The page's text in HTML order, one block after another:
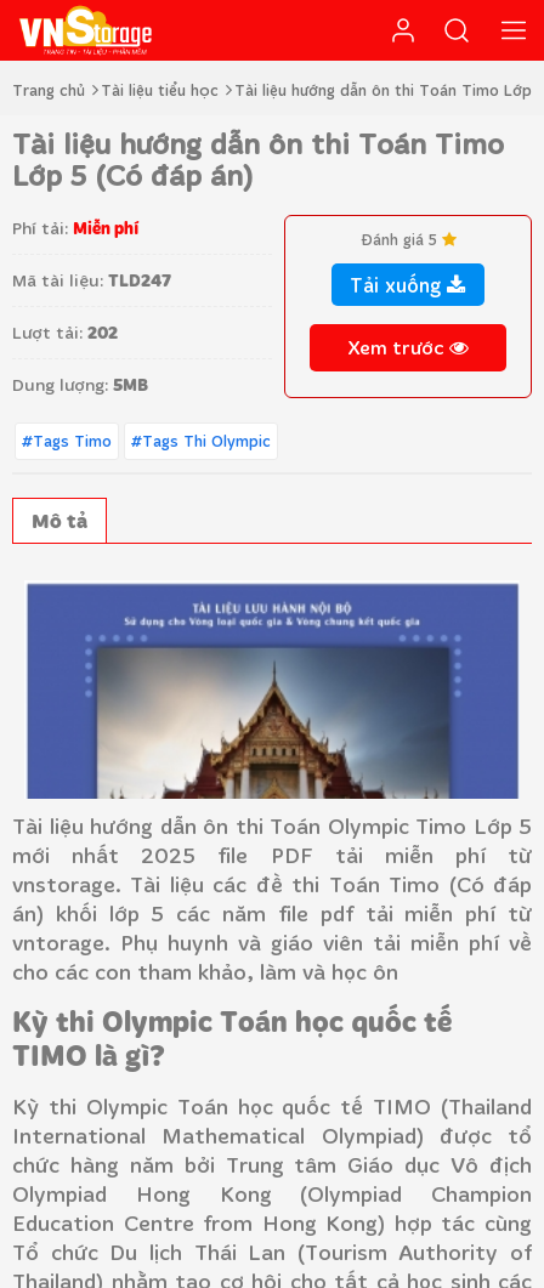
Trang chủ Tài liệu tiểu học Tài liệu hướng dẫn ôn thi Toán Timo Lớp
Tài liệu hướng dẫn ôn thi Toán Timo
Lớp 5 (Có đáp án)
Đánh giá 5
Tải xuống
Xem trước
Phí tải: Miễn phí
Mã tài liệu: TLD247
Lượt tải: 202
Dung lượng: 5MB
#Tags Timo #Tags Thi Olympic
Mô tả
Tài liệu hướng dẫn ôn thi Toán Olympic Timo Lớp 5
mới nhất 2025 file PDF tải miễn phí từ
vnstorage. Tài liệu các đề thi Toán Timo (Có đáp
án) khối lớp 5 các năm file pdf tải miễn phí từ
vntorage. Phụ huynh và giáo viên tải miễn phí về
cho các con tham khảo, làm và học ôn
Kỳ thi Olympic Toán học quốc tế
TIMO là gì?
Kỳ thi Olympic Toán học quốc tế TIMO (Thailand
International Mathematical Olympiad) được tổ
chức hàng năm bởi Trung tâm Giáo dục Vô địch
Olympiad Hong Kong (Olympiad Champion
Education Centre from Hong Kong) hợp tác cùng
Tổ chức Du lịch Thái Lan (Tourism Authority of
Thailand) nhằm tạo cơ hội cho tất cả học sinh các